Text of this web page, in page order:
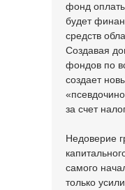
фонд
будет
средств
Создавая
фондов по
создает
за счет
Недоверие
самого
только